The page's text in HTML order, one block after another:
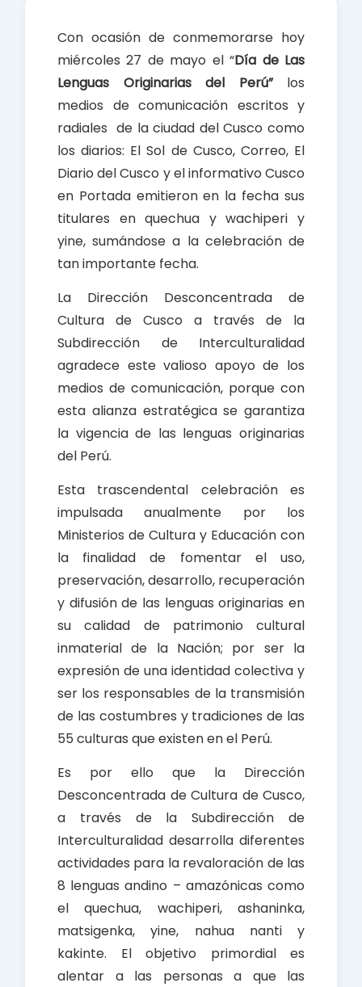
o
k
p
Con ocasión de conmemorarse hoy
miércoles 27 de mayo el “Día de Las
Lenguas Originarias del Perú”los
medios de comunicación escritos y
radiales de la ciudad del Cusco como
los diarios: El Sol de Cusco, Correo, El
Diario del Cusco y el informativo Cusco
en Portada emitieron en la fecha sus
titulares en quechua y wachiperi y
yine, sumándose a la celebración de
tan importante fecha.
La Dirección Desconcentrada de
Cultura de Cusco a través de la
Subdirección de Interculturalidad
agradece este valioso apoyo de los
medios de comunicación, porque con
esta alianza estratégica se garantiza
la vigencia de las lenguas originarias
del Perú.
Esta trascendental celebración es
impulsada anualmente por los
Ministerios de Cultura y Educación con
la finalidad de fomentar el uso,
preservación, desarrollo, recuperación
y difusión de las lenguas originarias en
su calidad de patrimonio cultural
inmaterial de la Nación; por ser la
expresión de una identidad colectiva y
ser los responsables de la transmisión
de las costumbres y tradiciones de las
55 culturas que existen en el Perú.
Es por ello que la Dirección
Desconcentrada de Cultura de Cusco,
a través de la Subdirección de
Interculturalidad desarrolla diferentes
actividades para la revaloración de las
8 lenguas andino – amazónicas como
el quechua, wachiperi, ashaninka,
matsigenka, yine, nahua nanti y
kakinte. El objetivo primordial es
alentar a las personas a que las